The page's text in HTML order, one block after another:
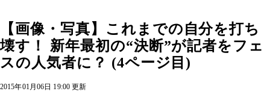
【画像・写真】これまでの自分を打ち
壊す！ 新年最初の“決断”が記者をフェ
スの人気者に？ (4ページ目)
2015年01月06日 19:00 更新